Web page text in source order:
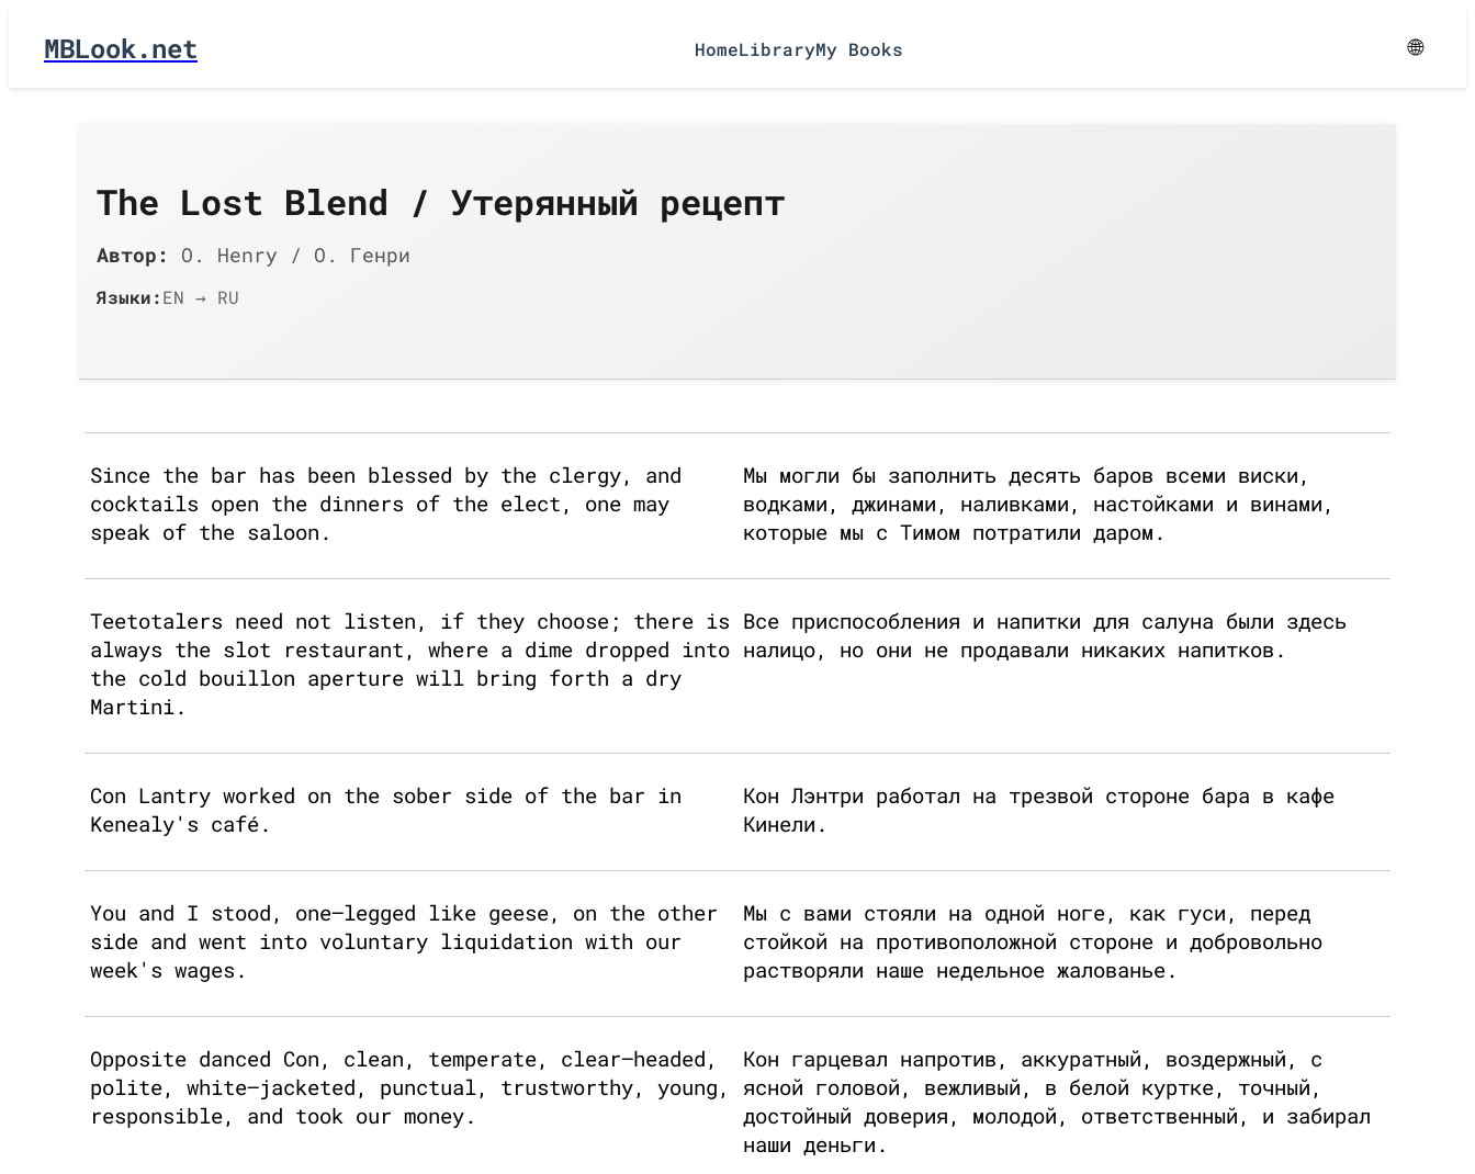
MBLook.net HomeLibraryMy Books 🌐
The Lost Blend / Утерянный рецепт
Автор: O. Henry / О. Генри
Языки:EN → RU
Since the bar has been blessed by the clergy, and
cocktails open the dinners of the elect, one may
speak of the saloon.
Мы могли бы заполнить десять баров всеми виски,
водками, джинами, наливками, настойками и винами,
которые мы с Тимом потратили даром.
Teetotalers need not listen, if they choose; there is
always the slot restaurant, where a dime dropped into
the cold bouillon aperture will bring forth a dry
Martini.
Все приспособления и напитки для салуна были здесь
налицо, но они не продавали никаких напитков.
Con Lantry worked on the sober side of the bar in
Kenealy's café.
Кон Лэнтри работал на трезвой стороне бара в кафе
Кинели.
You and I stood, one–legged like geese, on the other
side and went into voluntary liquidation with our
week's wages.
Мы с вами стояли на одной ноге, как гуси, перед
стойкой на противоположной стороне и добровольно
растворяли наше недельное жалованье.
Opposite danced Con, clean, temperate, clear–headed,
polite, white–jacketed, punctual, trustworthy, young,
responsible, and took our money.
Кон гарцевал напротив, аккуратный, воздержный, с
ясной головой, вежливый, в белой куртке, точный,
достойный доверия, молодой, ответственный, и забирал
наши деньги.